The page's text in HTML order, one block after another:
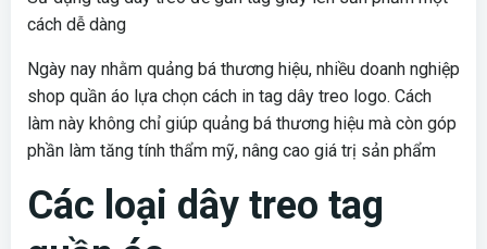
cách dễ dàng
Ngày nay nhằm quảng bá thương hiệu, nhiều doanh nghiệp
shop quần áo lựa chọn cách in tag dây treo logo. Cách
làm này không chỉ giúp quảng bá thương hiệu mà còn góp
phần làm tăng tính thẩm mỹ, nâng cao giá trị sản phẩm
Các loại dây treo tag